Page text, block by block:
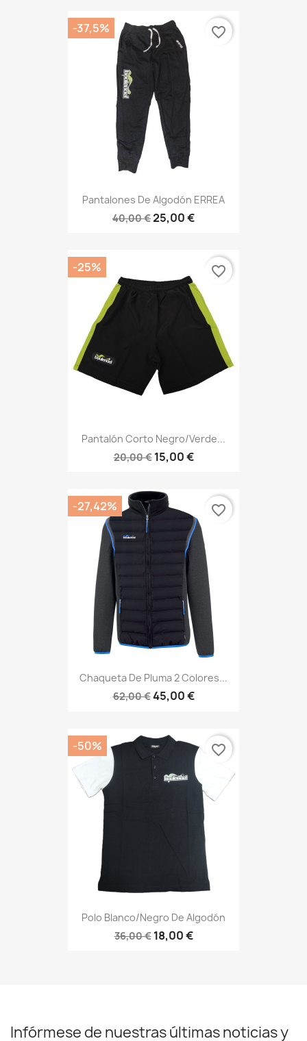
Pantalones De Algodón ERREA
40,00 €25,00 €
-37,5% favorite_border
Pantalón Corto Negro/verde...
20,00 € 15,00 €
-25% favorite_border
Chaqueta De Pluma 2 Colores...
62,00 €45,00 €
-27,42% favorite_border
Polo Blanco/negro De Algodón
36,00 € 18,00 €
-50% favorite_border
Infórmese de nuestras últimas noticias y